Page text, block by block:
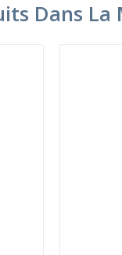
Dans La